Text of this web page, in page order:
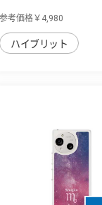
参考価格￥4,980
ハイブリット